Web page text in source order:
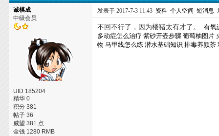
诚棋成
中级会员
UID 185204
精华 0
积分 381
帖子 36
威望 381 点
金钱 1280 RMB
发表于 2017-7-3 11:43 资料 个人空间 短消息
不回不行了，因为楼猪太有才了。
有氧
多动症怎么治疗 紫砂开壶步骤 葡萄柚图片
物 马甲线怎么练 潜水基础知识 排毒养颜茶